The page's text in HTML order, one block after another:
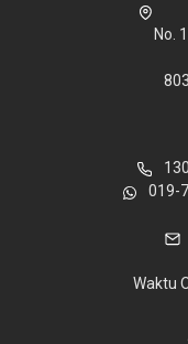
No.
019-
Waktu